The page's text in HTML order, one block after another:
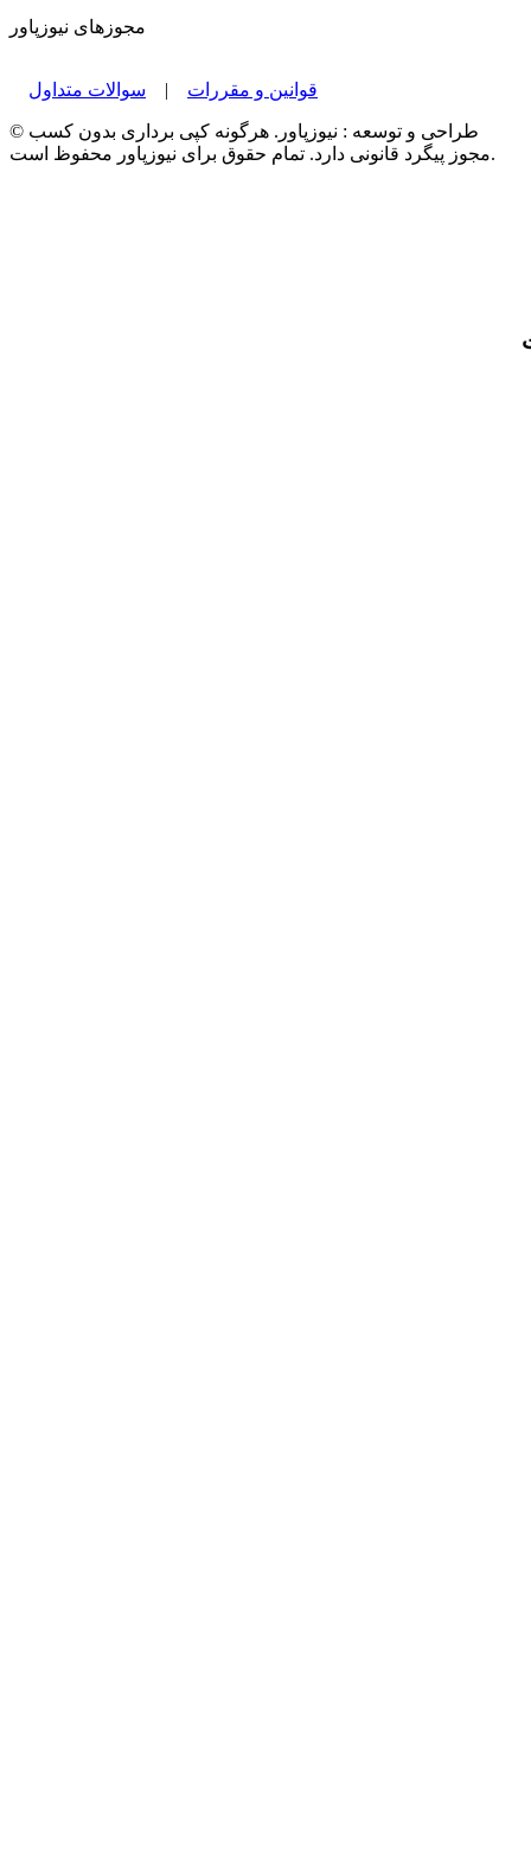
مجوزهای نیوزپاور
قوانین و مقررات | سوالات متداول
© طراحی و توسعه : نیوزپاور. هرگونه کپی برداری بدون کسب
مجوز پیگرد قانونی دارد. تمام حقوق برای نیوزپاور محفوظ است.